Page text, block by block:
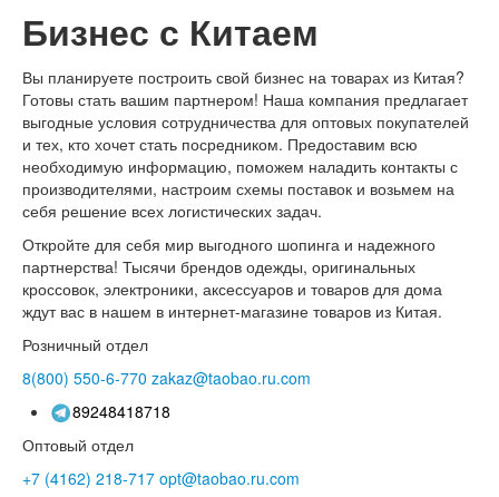
Бизнес с Китаем
Вы планируете построить свой бизнес на товарах из Китая?
Готовы стать вашим партнером! Наша компания предлагает
выгодные условия сотрудничества для оптовых покупателей
и тех, кто хочет стать посредником. Предоставим всю
необходимую информацию, поможем наладить контакты с
производителями, настроим схемы поставок и возьмем на
себя решение всех логистических задач.
Откройте для себя мир выгодного шопинга и надежного
партнерства! Тысячи брендов одежды, оригинальных
кроссовок, электроники, аксессуаров и товаров для дома
ждут вас в нашем в интернет-магазине товаров из Китая.
Розничный отдел
8(800) 550-6-770 zakaz@taobao.ru.com
89248418718
Оптовый отдел
+7 (4162) 218-717 opt@taobao.ru.com